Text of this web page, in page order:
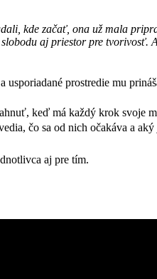
kde začať, ona už mala
aj priestor pre
prostredie mu
keď má každý krok svoje
čo sa od nich očakáva a
aj pre tím.